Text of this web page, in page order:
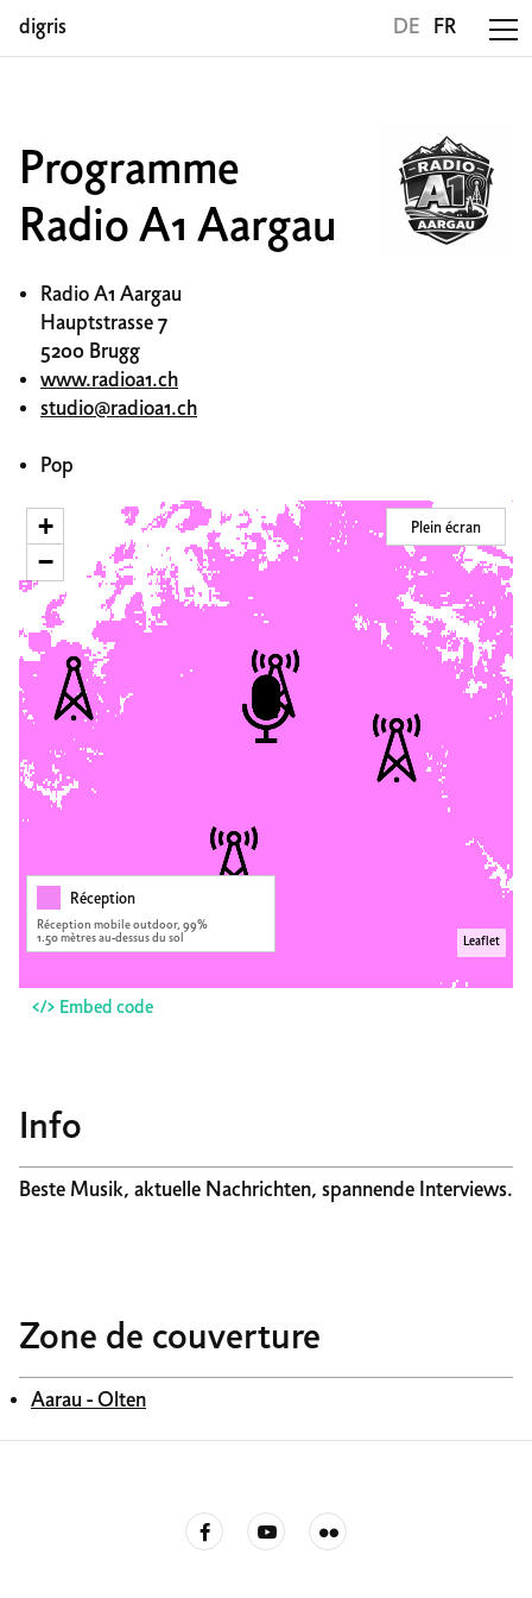
digris DE FR
Programme
Radio A1 Aargau
Radio A1 Aargau
Hauptstrasse 7
5200 Brugg
www.radioa1.ch
studio@radioa1.ch
Pop
+
−
Leaflet
Plein écran
Réception
Réception mobile outdoor, 99%
1.50 mètres au-dessus du sol
</> Embed code
Info
Beste Musik, aktuelle Nachrichten, spannende Interviews.
Zone de couverture
Aarau - Olten